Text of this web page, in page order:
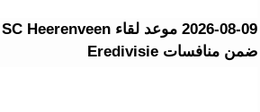
ضمن منافسات Eredivisie